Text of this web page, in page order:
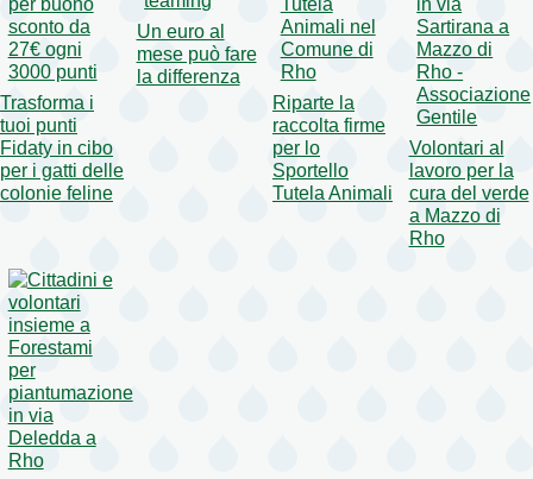
Trasforma i
tuoi punti
Fidaty in cibo
per i gatti delle
colonie feline
Un euro al
mese può fare
la differenza
Riparte la
raccolta firme
per lo
Sportello
Tutela Animali
Volontari al
lavoro per la
cura del verde
a Mazzo di
Rho